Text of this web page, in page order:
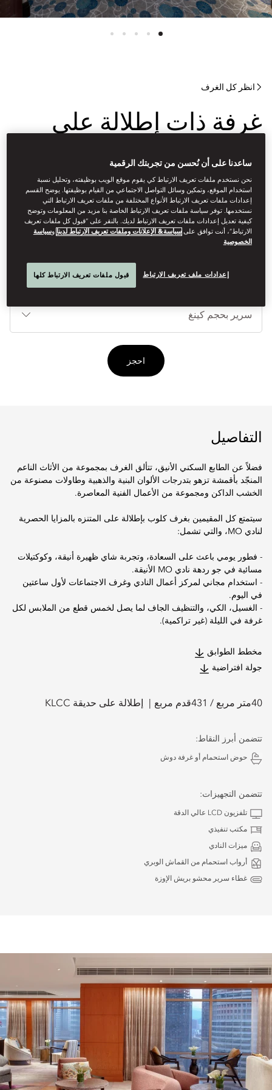
انظر كل الغرف
غرفة ذات إطلالة على
حديقة النادي
تتميز هذه الغرف المطلة على حديقة مركز مدينة كوالالمبور الممتدة على
مساحة 50 فدانًا بسجاد مصنوع من نسيج البلش، وستائر بألوان زاهية،
وسرير بحجم كينغ. بجوار غرفة النوم يوجد حمّام رخامي فسيح مزوّد
بحوض استحمام كبير ومساحة أنيقة للتزيين.
احجز
التفاصيل
فضلاً عن الطابع السكني الأنيق، تتألق الغرف بمجموعة من الأثاث الناعم
المنجّد بأقمشة تزهو بتدرجات الألوان البنية والذهبية وطاولات مصنوعة من
الخشب الداكن ومجموعة من الأعمال الفنية المعاصرة.
سيتمتع كل المقيمين بغرف كلوب بإطلالة على المتنزه بالمزايا الحصرية
لنادي MO، والتي تشمل:
- فطور يومي باعث على السعادة، وتجربة شاي ظهيرة أنيقة، وكوكتيلات
مسائية في جو ردهة نادي MO الأنيقة.
- استخدام مجاني لمركز أعمال النادي وغرف الاجتماعات لأول ساعتين
في اليوم.
- الغسيل، الكي، والتنظيف الجاف لما يصل لخمس قطع من الملابس لكل
غرفة في الليلة (غير تراكمية).
مخطط الطوابق
جولة افتراضية
40متر مربع / 431قدم مربع إطلالة على حديقة KLCC
تتضمن أبرز النقاط:
حوض استحمام أو غرفة دوش
تتضمن التجهيزات:
تلفزيون LCD عالي الدقة
مكتب تنفيذي
ميزات النادي
أرواب استحمام من القماش الوبري
غطاء سرير محشو بريش الإوزة
ساعدنا على أن نُحسن من تجربتك الرقمية
نحن نستخدم ملفات تعريف الارتباط كي يقوم موقع الويب بوظيفته، وتحليل نسبة
استخدام الموقع، وتمكين وسائل التواصل الاجتماعي من القيام بوظيفتها. يوضح القسم
إعدادات ملفات تعريف الارتباط الأنواع المختلفة من ملفات تعريف الارتباط التي
نستخدمها. توفر سياسة ملفات تعريف الارتباط الخاصة بنا مزيد من المعلومات وتوضح
كيفية تعديل إعدادات ملفات تعريف الارتباط لديك. بالنقر على “قبول كل ملفات تعريف
الارتباط”، أنت توافق علىسياسة& الإعلانات وملفات تعريف الارتباط لدينا وسياسة
الخصوصية
إعدادات ملف تعريف الارتباط قبول ملفات تعريف الارتباط كلها